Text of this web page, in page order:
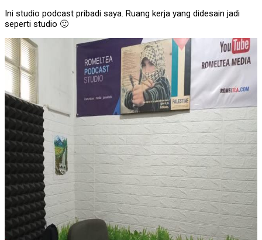
Ini studio podcast pribadi saya. Ruang kerja yang didesain jadi
seperti studio 🙂